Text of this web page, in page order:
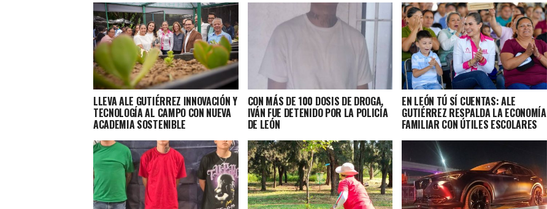
LLEVA ALE GUTIÉRREZ INNOVACIÓN Y
TECNOLOGÍA AL CAMPO CON NUEVA
ACADEMIA SOSTENIBLE
CON MÁS DE 100 DOSIS DE DROGA,
IVÁN FUE DETENIDO POR LA POLICÍA
DE LEÓN
EN LEÓN TÚ SÍ CUENTAS: ALE
GUTIÉRREZ RESPALDA LA ECONOMÍA
FAMILIAR CON ÚTILES ESCOLARES